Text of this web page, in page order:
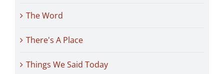
The Word
There's A Place
Things We Said Today